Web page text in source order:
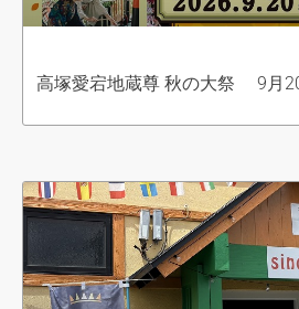
高塚愛宕地蔵尊 秋の大祭 9月20